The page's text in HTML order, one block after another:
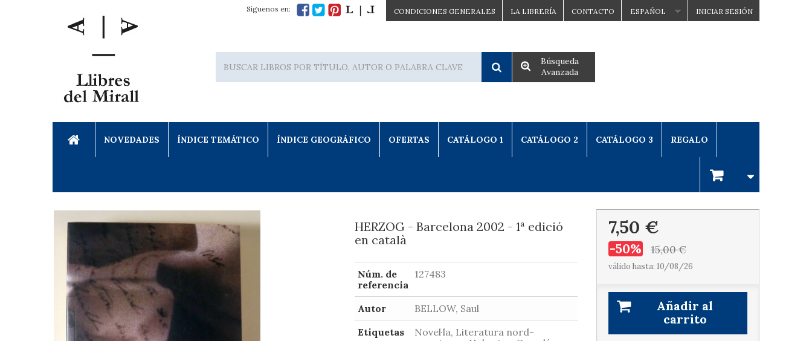
INICIAR SESIÓN
ESPAÑOL
CONTACTO
LA LIBRERÍA
CONDICIONES GENERALES
Síguenos en:
Búsqueda
Avanzada
NOVEDADES ÍNDICE TEMÁTICO ÍNDICE GEOGRÁFICO OFERTAS CATÁLOGO 1 CATÁLOGO 2 CATÁLOGO 3 REGALO
HERZOG - Barcelona 2002 - 1ª edició
en català
Núm. de
referencia
127483
Autor
BELLOW, Saul
Etiquetas
Novel·la, Literatura nord-
7,50 €
-50% 15,00 €
válido hasta: 10/08/26
Añadir al
carrito